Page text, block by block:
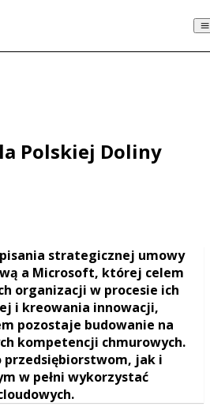
Polskiej Doliny
strategicznej umowy
a Microsoft, której celem
organizacji w procesie ich
i kreowania innowacji,
pozostaje budowanie na
kompetencji chmurowych.
przedsiębiorstwom, jak i
w pełni wykorzystać